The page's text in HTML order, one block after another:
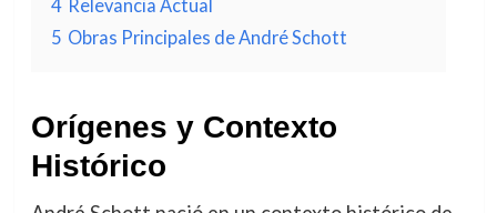
4 Relevancia Actual
5 Obras Principales de André Schott
Orígenes y Contexto
Histórico